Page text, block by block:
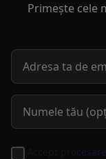
Primește cele
Accept